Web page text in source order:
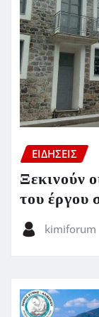
ΕΙΔΗΣΕΙΣ
Ξεκινούν
του έργου
kimiforum